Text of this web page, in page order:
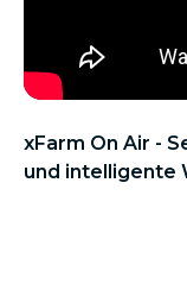
xFarm On Air -
und intelligente